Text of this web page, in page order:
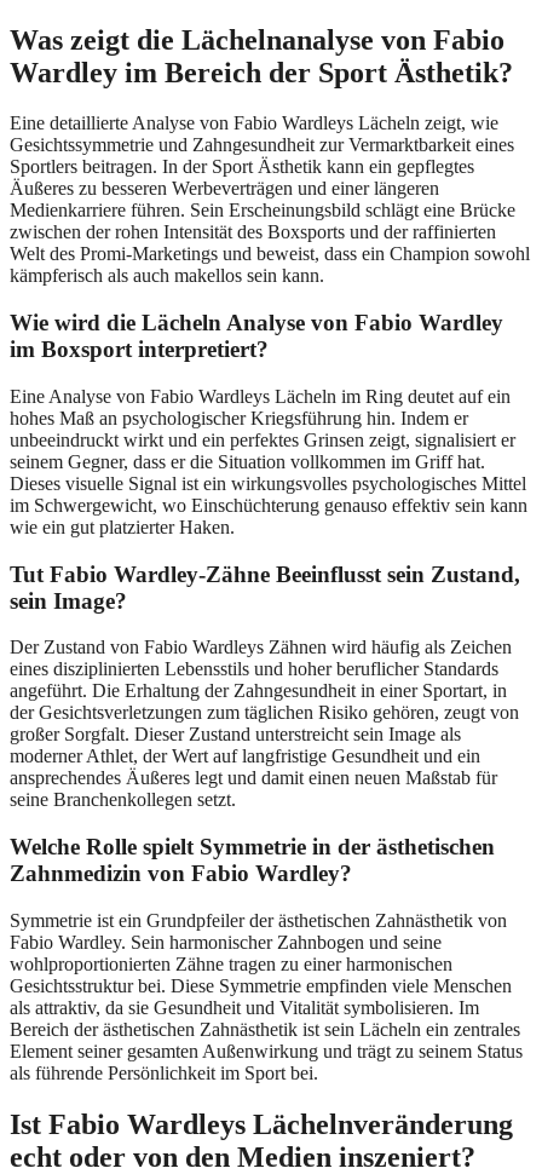
Was zeigt die Lächelnanalyse von Fabio
Wardley im Bereich der Sport Ästhetik?
Eine detaillierte Analyse von Fabio Wardleys Lächeln zeigt, wie
Gesichtssymmetrie und Zahngesundheit zur Vermarktbarkeit eines
Sportlers beitragen. In der Sport Ästhetik kann ein gepflegtes
Äußeres zu besseren Werbeverträgen und einer längeren
Medienkarriere führen. Sein Erscheinungsbild schlägt eine Brücke
zwischen der rohen Intensität des Boxsports und der raffinierten
Welt des Promi-Marketings und beweist, dass ein Champion sowohl
kämpferisch als auch makellos sein kann.
Wie wird die Lächeln Analyse von Fabio Wardley
im Boxsport interpretiert?
Eine Analyse von Fabio Wardleys Lächeln im Ring deutet auf ein
hohes Maß an psychologischer Kriegsführung hin. Indem er
unbeeindruckt wirkt und ein perfektes Grinsen zeigt, signalisiert er
seinem Gegner, dass er die Situation vollkommen im Griff hat.
Dieses visuelle Signal ist ein wirkungsvolles psychologisches Mittel
im Schwergewicht, wo Einschüchterung genauso effektiv sein kann
wie ein gut platzierter Haken.
Tut Fabio Wardley-Zähne Beeinflusst sein Zustand,
sein Image?
Der Zustand von Fabio Wardleys Zähnen wird häufig als Zeichen
eines disziplinierten Lebensstils und hoher beruflicher Standards
angeführt. Die Erhaltung der Zahngesundheit in einer Sportart, in
der Gesichtsverletzungen zum täglichen Risiko gehören, zeugt von
großer Sorgfalt. Dieser Zustand unterstreicht sein Image als
moderner Athlet, der Wert auf langfristige Gesundheit und ein
ansprechendes Äußeres legt und damit einen neuen Maßstab für
seine Branchenkollegen setzt.
Welche Rolle spielt Symmetrie in der ästhetischen
Zahnmedizin von Fabio Wardley?
Symmetrie ist ein Grundpfeiler der ästhetischen Zahnästhetik von
Fabio Wardley. Sein harmonischer Zahnbogen und seine
wohlproportionierten Zähne tragen zu einer harmonischen
Gesichtsstruktur bei. Diese Symmetrie empfinden viele Menschen
als attraktiv, da sie Gesundheit und Vitalität symbolisieren. Im
Bereich der ästhetischen Zahnästhetik ist sein Lächeln ein zentrales
Element seiner gesamten Außenwirkung und trägt zu seinem Status
als führende Persönlichkeit im Sport bei.
Ist Fabio Wardleys Lächelnveränderung
echt oder von den Medien inszeniert?